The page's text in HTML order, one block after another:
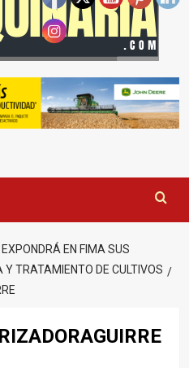
EN FIMA SUS
TRATAMIENTO DE CULTIVOS